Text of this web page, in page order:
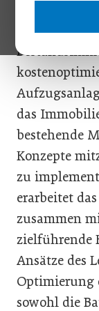
Ziel des
das
bestehende
Konzepte
zu
erarbeitet
zusammen
zielführende
Ansätze des
Optimierung
sowohl die